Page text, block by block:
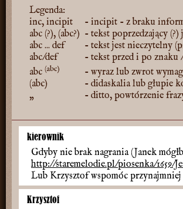
Legenda:
inc, incipit
- incipit - z braku
abc (?), (abc?) - tekst poprzedzający (?)
abc ... def
- tekst jest nieczytelny
abc/def
- tekst przed i po znaku
abc (abc)
- wyraz lub zwrot
(abc)
- didaskalia lub głupie
„
- ditto, powtórzenie
kierownik
Gdyby nie brak nagrania (Janek
http://staremelodie.pl/piosenka/1659/
Lub Krzysztof wspomóc przynajmniej
Krzysztof